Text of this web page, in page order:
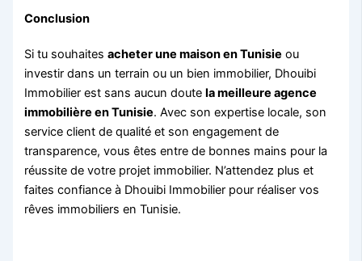
Conclusion
Si tu souhaitesacheter une maison en Tunisie ou
investir dans un terrain ou un bien immobilier, Dhouibi
Immobilier est sans aucun doutela meilleure agence
immobilière en Tunisie. Avec son expertise locale, son
service client de qualité et son engagement de
transparence, vous êtes entre de bonnes mains pour la
réussite de votre projet immobilier. N’attendez plus et
faites confiance à Dhouibi Immobilier pour réaliser vos
rêves immobiliers en Tunisie.